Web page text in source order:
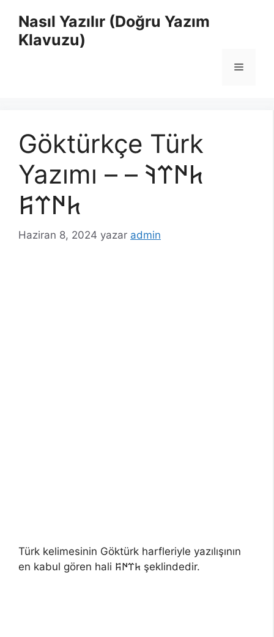
Nasıl Yazılır (Doğru Yazım
Klavuzu)
Menü
Göktürkçe Türk
Yazımı – 𐱅𐰇𐰼𐰚 –
𐱅𐰇𐰼𐰰
Haziran 8, 2024 yazar admin
Türk kelimesinin Göktürk harfleriyle yazılışının
en kabul gören hali 𐱅𐰼𐰇𐰰 şeklindedir.